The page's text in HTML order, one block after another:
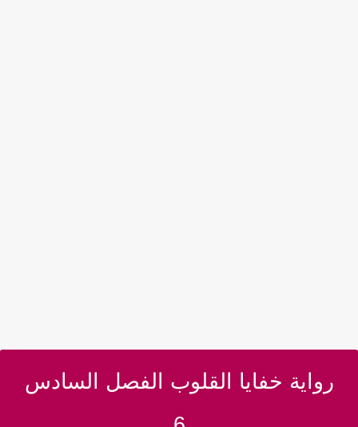
رواية خفايا القلوب الفصل السادس